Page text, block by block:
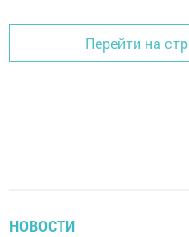
Перейти на
НОВОСТИ